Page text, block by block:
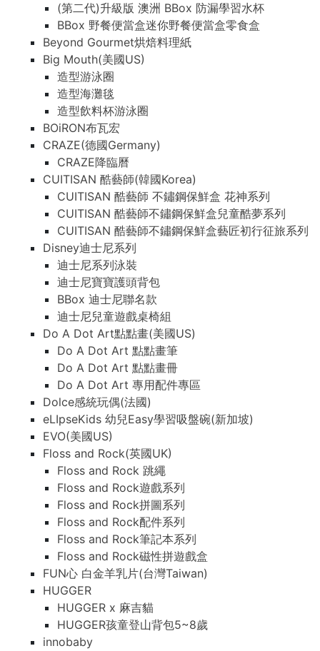
(第二代)升級版 澳洲 BBox 防漏學習水杯
BBox 野餐便當盒迷你野餐便當盒零食盒
Beyond Gourmet烘焙料理紙
Big Mouth(美國US)
造型游泳圈
造型海灘毯
造型飲料杯游泳圈
BOiRON布瓦宏
CRAZE(德國Germany)
CRAZE降臨曆
CUITISAN 酷藝師(韓國Korea)
CUITISAN 酷藝師 不鏽鋼保鮮盒 花神系列
CUITISAN 酷藝師不鏽鋼保鮮盒兒童酷夢系列
CUITISAN 酷藝師不鏽鋼保鮮盒藝匠初行征旅系列
Disney迪士尼系列
迪士尼系列泳裝
迪士尼寶寶護頭背包
BBox 迪士尼聯名款
迪士尼兒童遊戲桌椅組
Do A Dot Art點點畫(美國US)
Do A Dot Art 點點畫筆
Do A Dot Art 點點畫冊
Do A Dot Art 專用配件專區
Dolce感統玩偶(法國)
eLIpseKids 幼兒Easy學習吸盤碗(新加坡)
EVO(美國US)
Floss and Rock(英國UK)
Floss and Rock 跳繩
Floss and Rock遊戲系列
Floss and Rock拼圖系列
Floss and Rock配件系列
Floss and Rock筆記本系列
Floss and Rock磁性拼遊戲盒
FUN心 白金羊乳片(台灣Taiwan)
HUGGER
HUGGER x 麻吉貓
HUGGER孩童登山背包5~8歲
innobaby